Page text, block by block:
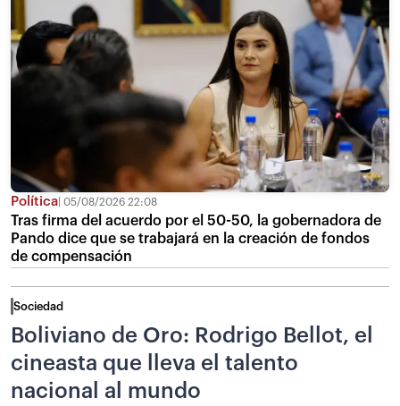
Política 05/08/2026 22:08
Tras firma del acuerdo por el 50-50, la gobernadora de
Pando dice que se trabajará en la creación de fondos
de compensación
Sociedad
Boliviano de Oro: Rodrigo Bellot, el
cineasta que lleva el talento
nacional al mundo